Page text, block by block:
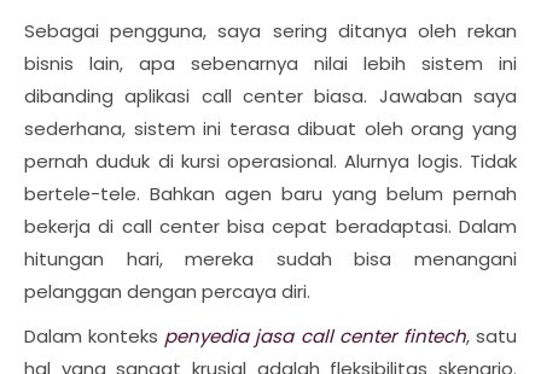
Sebagai pengguna, saya sering ditanya oleh rekan
bisnis lain, apa sebenarnya nilai lebih sistem ini
dibanding aplikasi call center biasa. Jawaban saya
sederhana, sistem ini terasa dibuat oleh orang yang
pernah duduk di kursi operasional. Alurnya logis. Tidak
bertele-tele. Bahkan agen baru yang belum pernah
bekerja di call center bisa cepat beradaptasi. Dalam
hitungan hari, mereka sudah bisa menangani
pelanggan dengan percaya diri.
Dalam konteks penyedia jasa call center fintech, satu
hal yang sangat krusial adalah fleksibilitas skenario.